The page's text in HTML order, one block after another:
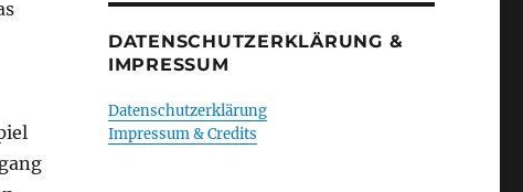
DATENSCHUTZERKLÄRUNG &
IMPRESSUM
Datenschutzerklärung
Impressum & Credits